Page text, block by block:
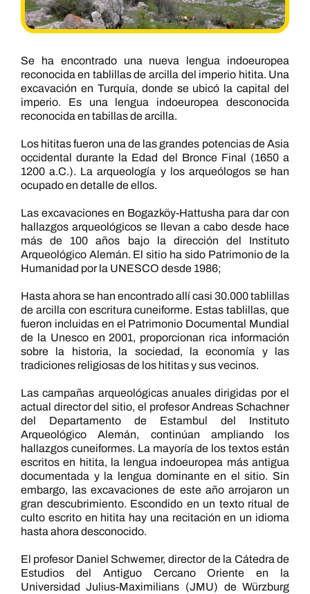
Se ha encontrado una nueva lengua indoeuropea
reconocida en tablillas de arcilla del imperio hitita. Una
excavación en Turquía, donde se ubicó la capital del
imperio. Es una lengua indoeuropea desconocida
reconocida en tabillas de arcilla.
Los hititas fueron una de las grandes potencias de Asia
occidental durante la Edad del Bronce Final (1650 a
1200 a.C.). La arqueología y los arqueólogos se han
ocupado en detalle de ellos.
Las excavaciones en Bogazköy-Hattusha para dar con
hallazgos arqueológicos se llevan a cabo desde hace
más de 100 años bajo la dirección del Instituto
Arqueológico Alemán. El sitio ha sido Patrimonio de la
Humanidad por la UNESCO desde 1986;
Hasta ahora se han encontrado allí casi 30.000 tablillas
de arcilla con escritura cuneiforme. Estas tablillas, que
fueron incluidas en el Patrimonio Documental Mundial
de la Unesco en 2001, proporcionan rica información
sobre la historia, la sociedad, la economía y las
tradiciones religiosas de los hititas y sus vecinos.
Las campañas arqueológicas anuales dirigidas por el
actual director del sitio, el profesor Andreas Schachner
del Departamento de Estambul del Instituto
Arqueológico Alemán, continúan ampliando los
hallazgos cuneiformes. La mayoría de los textos están
escritos en hitita, la lengua indoeuropea más antigua
documentada y la lengua dominante en el sitio. Sin
embargo, las excavaciones de este año arrojaron un
gran descubrimiento. Escondido en un texto ritual de
culto escrito en hitita hay una recitación en un idioma
hasta ahora desconocido.
El profesor Daniel Schwemer, director de la Cátedra de
Estudios del Antiguo Cercano Oriente en la
Universidad Julius-Maximilians (JMU) de Würzburg